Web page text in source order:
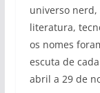
universo
literatura,
os nomes
escuta de
abril a 29 de